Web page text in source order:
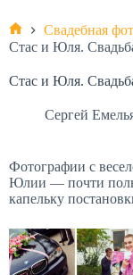
Главная
Свадебная
Стас и Юля.
Стас и Юля.
Сергей
Фотографии с
Юлии — почти
капельку